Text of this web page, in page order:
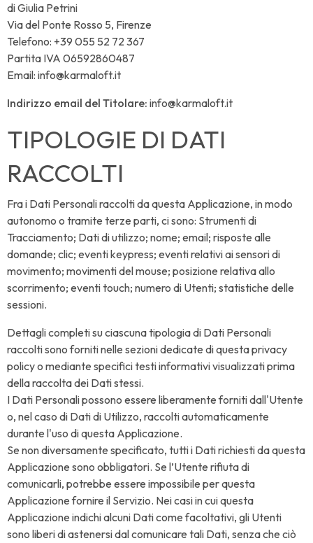
di Giulia Petrini
Via del Ponte Rosso 5, Firenze
Telefono: +39 055 52 72 367
Partita IVA 06592860487
Email: info@karmaloft.it
Indirizzo email del Titolare: info@karmaloft.it
TIPOLOGIE DI DATI
RACCOLTI
Fra i Dati Personali raccolti da questa Applicazione, in modo
autonomo o tramite terze parti, ci sono: Strumenti di
Tracciamento; Dati di utilizzo; nome; email; risposte alle
domande; clic; eventi keypress; eventi relativi ai sensori di
movimento; movimenti del mouse; posizione relativa allo
scorrimento; eventi touch; numero di Utenti; statistiche delle
sessioni.
Dettagli completi su ciascuna tipologia di Dati Personali
raccolti sono forniti nelle sezioni dedicate di questa privacy
policy o mediante specifici testi informativi visualizzati prima
della raccolta dei Dati stessi.
I Dati Personali possono essere liberamente forniti dall'Utente
o, nel caso di Dati di Utilizzo, raccolti automaticamente
durante l'uso di questa Applicazione.
Se non diversamente specificato, tutti i Dati richiesti da questa
Applicazione sono obbligatori. Se l’Utente rifiuta di
comunicarli, potrebbe essere impossibile per questa
Applicazione fornire il Servizio. Nei casi in cui questa
Applicazione indichi alcuni Dati come facoltativi, gli Utenti
sono liberi di astenersi dal comunicare tali Dati, senza che ciò